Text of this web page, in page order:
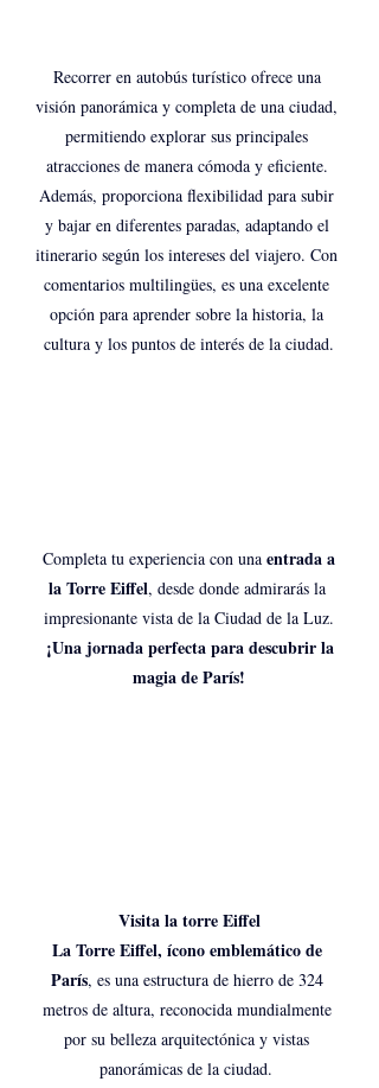
Recorrer en autobús turístico ofrece una
visión panorámica y completa de una ciudad,
permitiendo explorar sus principales
atracciones de manera cómoda y eficiente.
Además, proporciona flexibilidad para subir
y bajar en diferentes paradas, adaptando el
itinerario según los intereses del viajero. Con
comentarios multilingües, es una excelente
opción para aprender sobre la historia, la
cultura y los puntos de interés de la ciudad.
Completa tu experiencia con una entrada a
la Torre Eiffel, desde donde admirarás la
impresionante vista de la Ciudad de la Luz.
¡Una jornada perfecta para descubrir la
magia de París!
Visita la torre Eiffel
La Torre Eiffel, ícono emblemático de
París, es una estructura de hierro de 324
metros de altura, reconocida mundialmente
por su belleza arquitectónica y vistas
panorámicas de la ciudad.